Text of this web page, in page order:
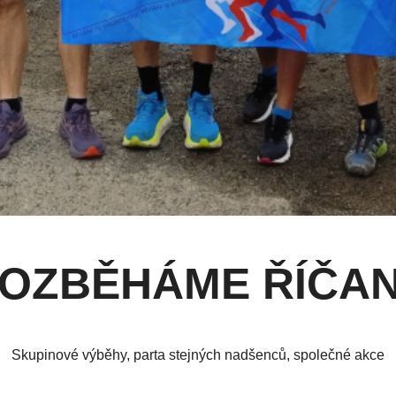
Skupinové výběhy, parta stejných nadšenců, společné akce